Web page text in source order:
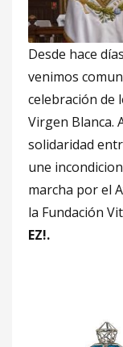
Desde hace
venimos
celebración de
Virgen Blanca.
solidaridad
une
marcha por el
la Fundación
EZ!.